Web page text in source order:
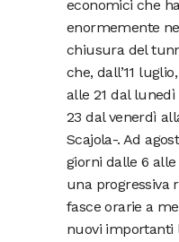
economici che
enormemente
chiusura del
che, dall’11
alle 21 dal
23 dal venerdì
Scajola-. Ad
giorni dalle 6
una progressiva
fasce orarie a
nuovi importanti